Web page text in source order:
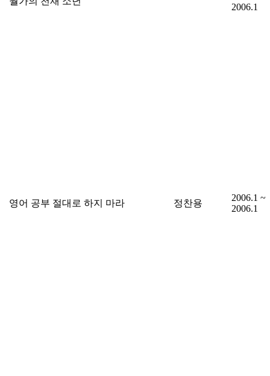
2006.1
영어 공부 절대로 하지 마라 정찬용
2006.1 ~
2006.1